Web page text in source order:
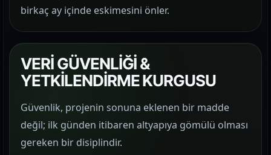
birkaç ay içinde eskimesini önler.
VERİ GÜVENLİĞİ &
YETKİLENDİRME KURGUSU
Güvenlik, projenin sonuna eklenen bir madde
değil; ilk günden itibaren altyapıya gömülü olması
gereken bir disiplindir.